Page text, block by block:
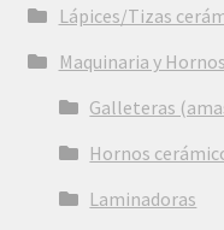
Lápices/Tizas
Maquinaria y Hornos
Galleteras
Hornos
Laminadoras